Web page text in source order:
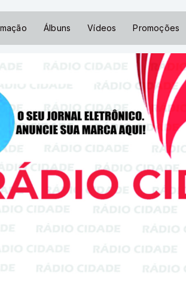
Álbuns Vídeos Promoções